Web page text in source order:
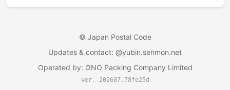
© Japan Postal Code
Updates & contact: @yubin.senmon.net
Operated by: ONO Packing Company Limited
ver. 202607.78fe25d